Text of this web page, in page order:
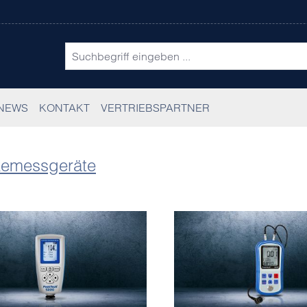
KONTAKT VERTRIEBSPARTNER